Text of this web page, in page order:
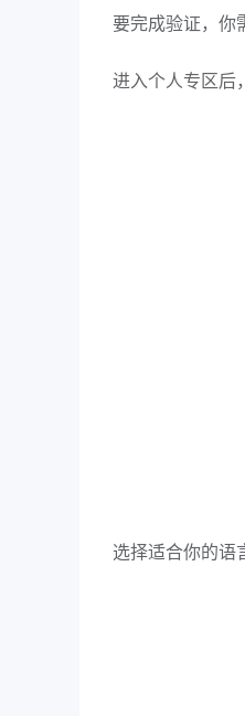
要完成验证，你
进入个人专区后
选择适合你的语